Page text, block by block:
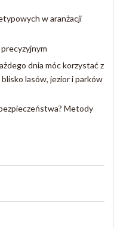
w aranżacji
dnia móc korzystać z
lasów, jezior i parków
Metody